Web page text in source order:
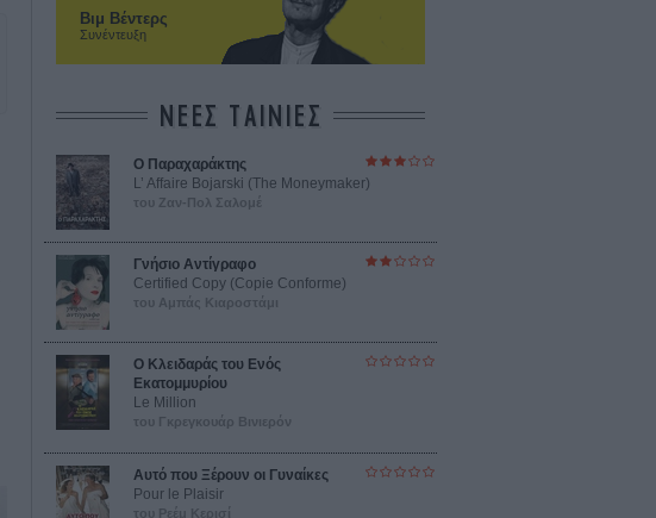
Βιμ Βέντερς
Συνέντευξη
ΝΕΕΣ ΤΑΙΝΙΕΣ
Ο Παραχαράκτης
L’ Affaire Bojarski (The Moneymaker)
του Ζαν-Πολ Σαλομέ
Γνήσιο Αντίγραφο
Certified Copy (Copie Conforme)
του Αμπάς Κιαροστάμι
Ο Κλειδαράς του Ενός
Εκατομμυρίου
Le Million
του Γκρεγκουάρ Βινιερόν
Αυτό που Ξέρουν οι Γυναίκες
Pour le Plaisir
του Ρεέμ Κερισί